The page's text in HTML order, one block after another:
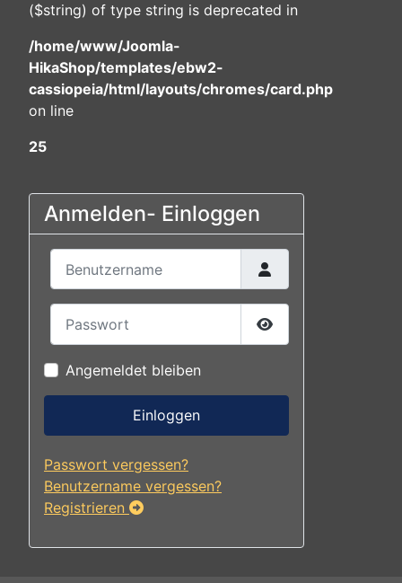
($string) of type string is deprecated in
/home/www/Joomla-
HikaShop/templates/ebw2-
cassiopeia/html/layouts/chromes/card.php
on line
25
Anmelden- Einloggen
Passwort anzeigen
Angemeldet bleiben
Einloggen
Passwort vergessen?
Benutzername vergessen?
Registrieren